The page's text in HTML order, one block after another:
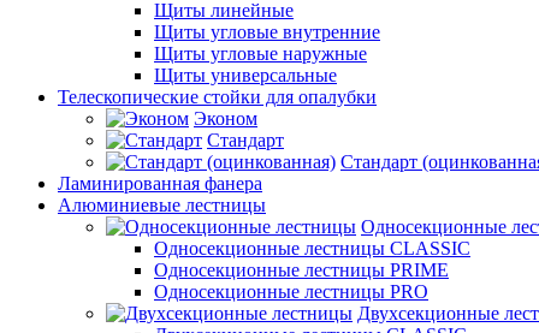
Щиты линейные
Щиты угловые внутренние
Щиты угловые наружные
Щиты универсальные
Телескопические стойки для опалубки
Эконом
Стандарт
Стандарт
Ламинированная фанера
Алюминиевые лестницы
Односекционные
Односекционные лестницы CLASSIC
Односекционные лестницы PRIME
Односекционные лестницы PRO
Двухсекционные